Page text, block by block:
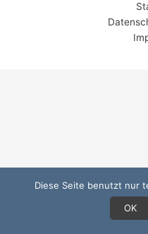
Diese Seite benutzt nur
OK